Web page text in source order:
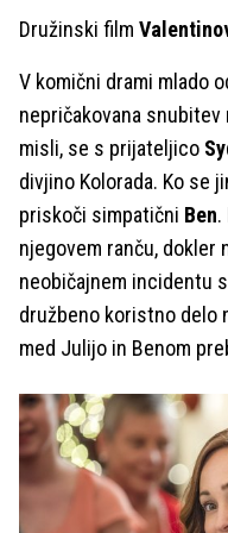
Družinski film
V komični drami mlado
nepričakovana
misli, se s prijateljico
divjino Kolorada. Ko se
priskoči simpatični Ben.
njegovem ranču, dokler
neobičajnem incidentu
družbeno koristno delo
med Julijo in Benom